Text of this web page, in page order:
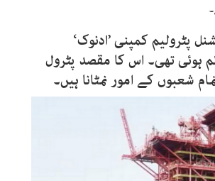
پٹرولیم کمپنی ’ادنوک‘
قائم ہوئی تھی۔ اس کا مقصد پٹرول
شعبوں کے امور نمٹانا ہیں۔